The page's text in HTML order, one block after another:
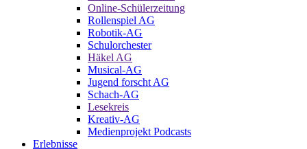
Online-Schülerzeitung
Rollenspiel AG
Robotik-AG
Schulorchester
Häkel AG
Musical-AG
Jugend forscht AG
Schach-AG
Lesekreis
Kreativ-AG
Medienprojekt Podcasts
Erlebnisse